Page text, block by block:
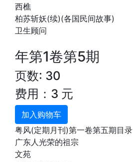
西樵
柏苏斩妖(续)(各国民间故事)
卫生顾问
年第1卷第5期
页数: 30
费用：3 元
加入购物车
粤风(定期月刊)第一卷第五期目录
广东人光荣的祖宗
文苑